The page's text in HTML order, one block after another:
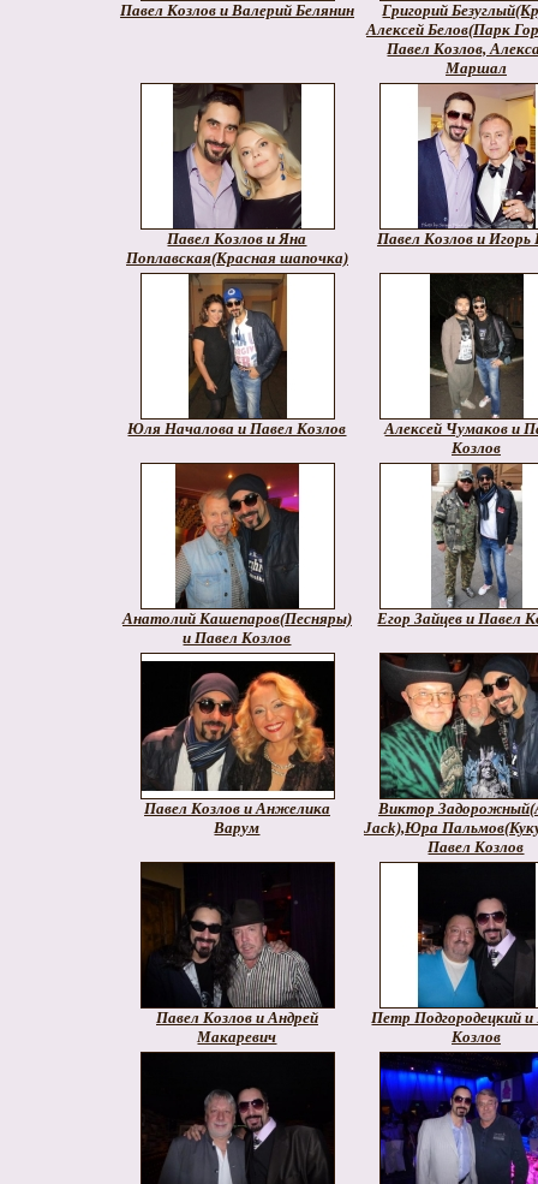
Павел Козлов и Валерий Белянин
Григорий
Алексей Белов(Парк
Павел Козлов,
Маршал
Павел Козлов и Яна
Поплавская(Красная шапочка)
Павел Козлов и Игорь
Юля Началова и Павел Козлов
Алексей Чумаков и
Козлов
Анатолий Кашепаров(Песняры)
и Павел Козлов
Егор Зайцев и Павел
Павел Козлов и Анжелика
Варум
Виктор
Jack),Юра
Павел Козлов
Павел Козлов и Андрей
Макаревич
Петр Подгородецкий и
Козлов